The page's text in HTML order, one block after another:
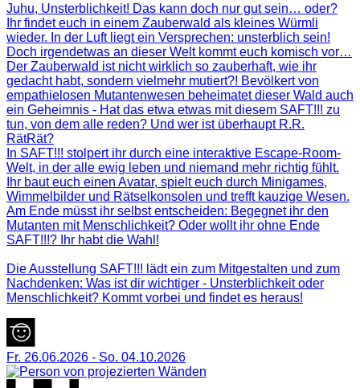
Juhu, Unsterblichkeit! Das kann doch nur gut sein… oder?
Ihr findet euch in einem Zauberwald als kleines Würmli
wieder. In der Luft liegt ein Versprechen: unsterblich sein!
Doch irgendetwas an dieser Welt kommt euch komisch vor…
Der Zauberwald ist nicht wirklich so zauberhaft, wie ihr
gedacht habt, sondern vielmehr mutiert?! Bevölkert von
empathielosen Mutantenwesen beheimatet dieser Wald auch
ein Geheimnis - Hat das etwa etwas mit diesem SAFT!!! zu
tun, von dem alle reden? Und wer ist überhaupt R.R.
RätRät?
In SAFT!!! stolpert ihr durch eine interaktive Escape-Room-
Welt, in der alle ewig leben und niemand mehr richtig fühlt.
Ihr baut euch einen Avatar, spielt euch durch Minigames,
Wimmelbilder und Rätselkonsolen und trefft kauzige Wesen.
Am Ende müsst ihr selbst entscheiden: Begegnet ihr den
Mutanten mit Menschlichkeit? Oder wollt ihr ohne Ende
SAFT!!!? Ihr habt die Wahl!
Die Ausstellung SAFT!!! lädt ein zum Mitgestalten und zum
Nachdenken: Was ist dir wichtiger - Unsterblichkeit oder
Menschlichkeit? Kommt vorbei und findet es heraus!
Fr. 26.06.2026 - So. 04.10.2026